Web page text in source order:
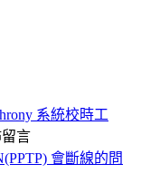
系統校時工
言
會斷線的問